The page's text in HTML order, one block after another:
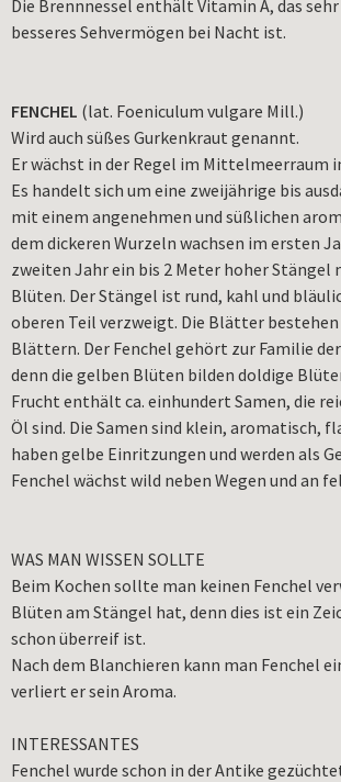
Die Brennnessel enthält Vitamin A, das
besseres Sehvermögen bei Nacht ist.
FENCHEL (lat. Foeniculum vulgare Mill.)
Wird auch süßes Gurkenkraut genannt.
Er wächst in der Regel im Mittelmeerraum
Es handelt sich um eine zweijährige bis
mit einem angenehmen und süßlichen
dem dickeren Wurzeln wachsen im ersten
zweiten Jahr ein bis 2 Meter hoher
Blüten. Der Stängel ist rund, kahl und
oberen Teil verzweigt. Die Blätter
Blättern. Der Fenchel gehört zur Familie
denn die gelben Blüten bilden doldige
Frucht enthält ca. einhundert Samen, die
Öl sind. Die Samen sind klein, aromatisch,
haben gelbe Einritzungen und werden als
Fenchel wächst wild neben Wegen und an
WAS MAN WISSEN SOLLTE
Beim Kochen sollte man keinen Fenchel
Blüten am Stängel hat, denn dies ist ein
schon überreif ist.
Nach dem Blanchieren kann man Fenchel
verliert er sein Aroma.
INTERESSANTES
Fenchel wurde schon in der Antike